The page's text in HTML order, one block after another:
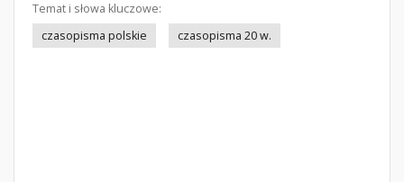
Temat i słowa kluczowe:
czasopisma polskie
czasopisma 20 w.